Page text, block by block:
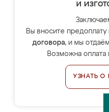
и
Вы вносите
договора, и мы
Возможна оплата
УЗНАТЬ О